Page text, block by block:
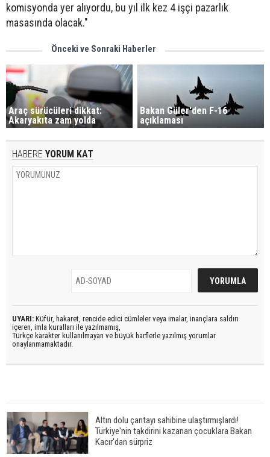
komisyonda yer alıyordu, bu yıl ilk kez 4 işçi pazarlık
masasında olacak."
Önceki ve Sonraki Haberler
Araç sürücüleri dikkat:
Akaryakıta zam yolda
Bakan Güler'den F-16
açıklaması
HABERE YORUM KAT
UYARI: Küfür, hakaret, rencide edici cümleler veya imalar, inançlara saldırı
içeren, imla kuralları ile yazılmamış,
Türkçe karakter kullanılmayan ve büyük harflerle yazılmış yorumlar
onaylanmamaktadır.
Altın dolu çantayı sahibine ulaştırmışlardı!
Türkiye'nin takdirini kazanan çocuklara Bakan
Kacır'dan sürpriz